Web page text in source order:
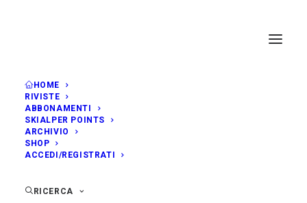
HOME
RIVISTE
ABBONAMENTI
SKIALPER POINTS
ARCHIVIO
SHOP
ACCEDI/REGISTRATI
RICERCA
Ciò che c'è da sapere